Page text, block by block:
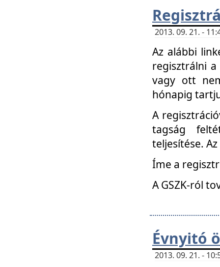
2013. 09. 21. -
Az alábbi
regisztrálni
vagy ott
hónapig
A
tagság
teljesítése.
Íme a
A GSZK-ról
Évnyitó
2013. 09. 21. -